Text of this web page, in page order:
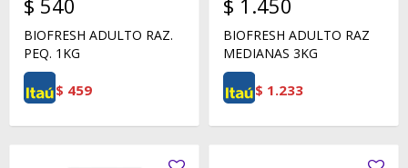
$ 540
BIOFRESH ADULTO RAZ.
PEQ. 1KG
$ 459
$ 1.450
BIOFRESH ADULTO RAZ
MEDIANAS 3KG
$ 1.233